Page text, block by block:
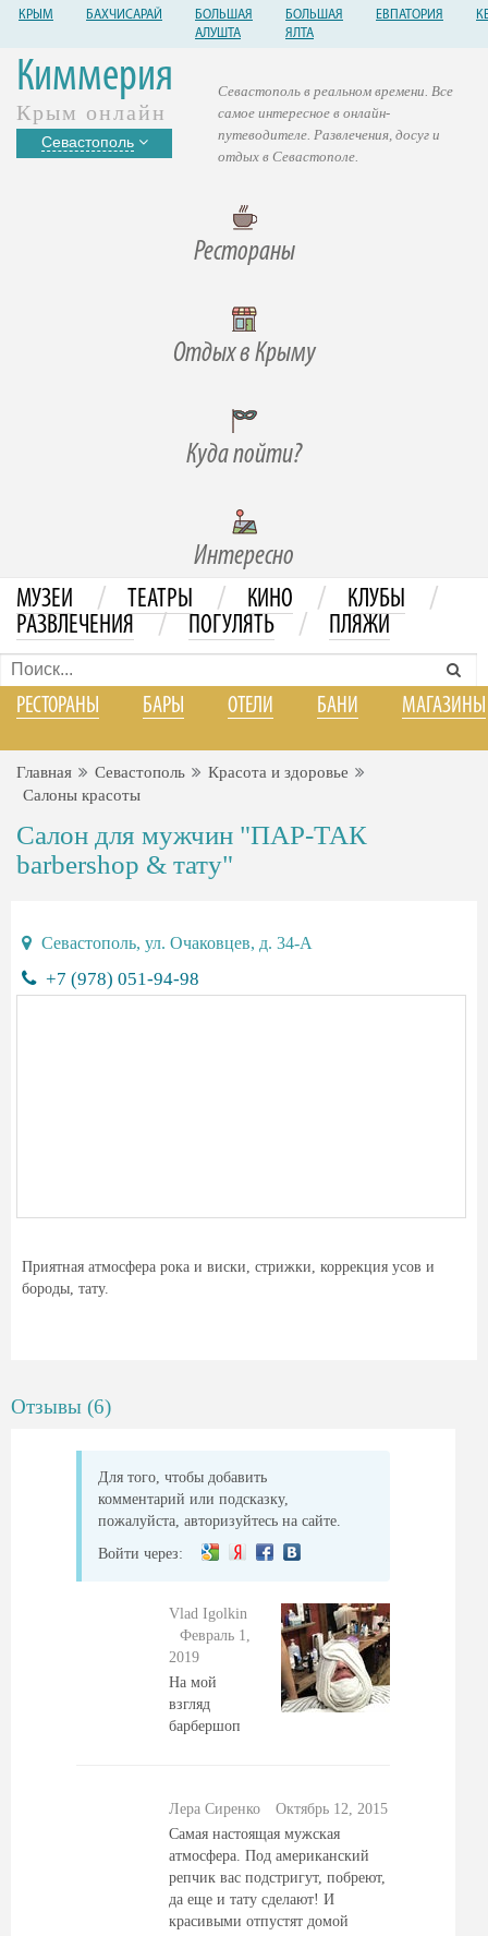
КРЫМ БАХЧИСАРАЙ
БОЛЬШАЯ
АЛУШТА
БОЛЬШАЯ
ЯЛТА
ЕВПАТОРИЯ
Киммерия
Крым онлайн
Севастополь
Рестораны
Отдых в Крыму
Куда пойти?
Интересно
Севастополь в реальном времени. Все
самое интересное в онлайн-
путеводителе. Развлечения, досуг и
отдых в Севастополе.
МУЗЕИ / ТЕАТРЫ / КИНО / КЛУБЫ /
РАЗВЛЕЧЕНИЯ / ПОГУЛЯТЬ / ПЛЯЖИ
РЕСТОРАНЫ БАРЫ ОТЕЛИ БАНИ МАГАЗИНЫ
Главная Севастополь
Красота и здоровье
Салоны красоты
Салон для мужчин "ПАР-ТАК
barbershop & тату"
Севастополь, ул. Очаковцев, д. 34-А
+7 (978) 051-94-98
Приятная атмосфера рока и виски, стрижки, коррекция усов и
бороды, тату.
Отзывы (6)
Для того, чтобы добавить
комментарий или подсказку,
пожалуйста, авторизуйтесь на сайте.
Войти через:
Vlad Igolkin
Февраль 1,
2019
На мой
взгляд
барбершоп
Лера Сиренко
Октябрь 12, 2015
Самая настоящая мужская
атмосфера. Под американский
репчик вас подстригут, побреют,
да еще и тату сделают! И
красивыми отпустят домой